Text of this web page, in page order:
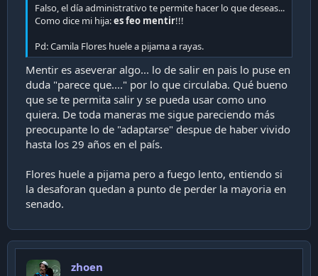
Falso, el día administrativo te permite hacer lo que deseas...
Como dice mi hija:es feo mentir!!!
Pd: Camila Flores huele a pijama a rayas.
Mentir es aseverar algo... lo de salir en pais lo puse en
duda "parece que...." por lo que circulaba. Qué bueno
que se te permita salir y se pueda usar como uno
quiera. De toda maneras me sigue pareciendo más
preocupante lo de "adaptarse" despue de haber vivido
hasta los 29 años en el país.
Flores huele a pijama pero a fuego lento, entiendo si
la desaforan quedan a punto de perder la mayoria en
senado.
zhoen